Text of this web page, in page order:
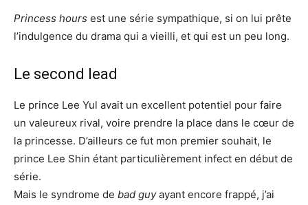
Princess hours est une série sympathique, si on lui prête
l’indulgence du drama qui a vieilli, et qui est un peu long.
Le second lead
Le prince Lee Yul avait un excellent potentiel pour faire
un valeureux rival, voire prendre la place dans le cœur de
la princesse. D’ailleurs ce fut mon premier souhait, le
prince Lee Shin étant particulièrement infect en début de
série.
Mais le syndrome de bad guyayant encore frappé, j’ai